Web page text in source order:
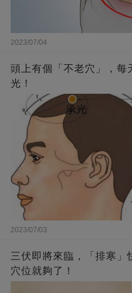
2023/07/04
頭上有個「不老穴」，每
光！
2023/07/03
三伏即將來臨，「排寒」
穴位就夠了！